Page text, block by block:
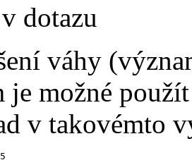
dotazu
váhy
je možné
v takovémto